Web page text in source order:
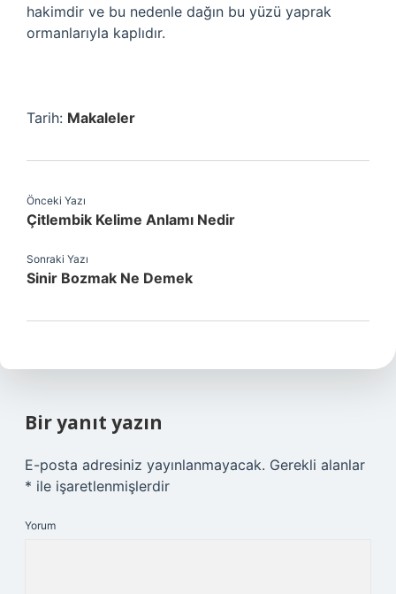
hakimdir ve bu nedenle dağın bu yüzü yaprak
ormanlarıyla kaplıdır.
Tarih: Makaleler
Önceki Yazı
Çitlembik Kelime Anlamı Nedir
Sonraki Yazı
Sinir Bozmak Ne Demek
Bir yanıt yazın
E-posta adresiniz yayınlanmayacak. Gerekli alanlar
* ile işaretlenmişlerdir
Yorum